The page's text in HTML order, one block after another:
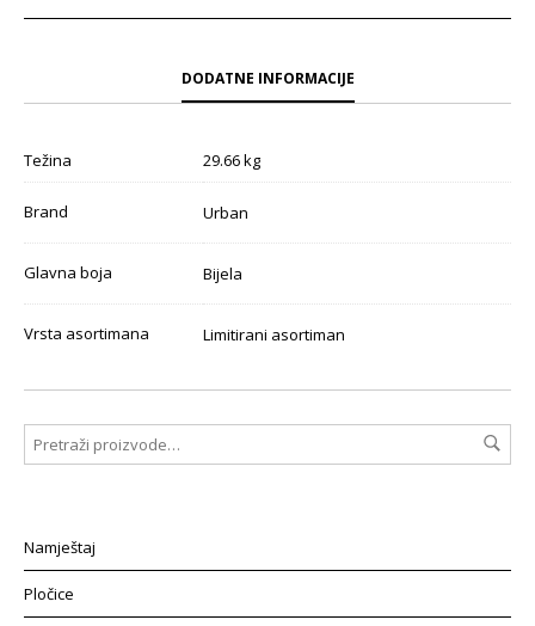
DODATNE INFORMACIJE
Težina 29.66 kg
Brand Urban
Glavna boja Bijela
Vrsta asortimana Limitirani asortiman
Namještaj
Pločice